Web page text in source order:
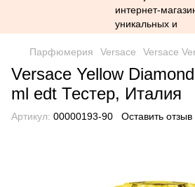
Парфюмерия Versace Versace
Versace Yellow
ml edt Тестер, Италия
Артикул: 00000193-90 Оставить отзыв